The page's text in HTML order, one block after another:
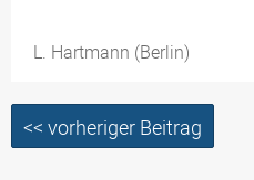
L. Hartmann (Berlin)
<< vorheriger Beitrag